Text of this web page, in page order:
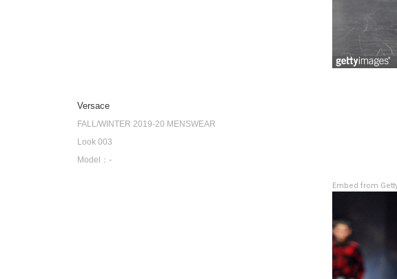
Versace
FALL/WINTER 2019-20 MENSWEAR
Look 003
Model：-
Embed from